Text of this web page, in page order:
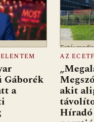
Gáborék
a
Fotó:
AZ
akit